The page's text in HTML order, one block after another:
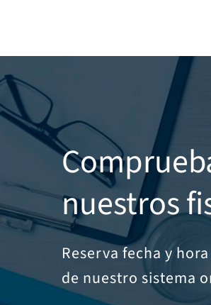
nuestros
Reserva fecha y
de nuestro sistema